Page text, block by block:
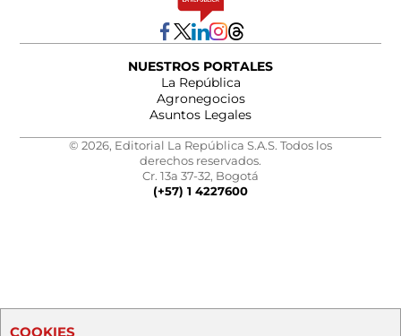
NUESTROS PORTALES
La República
Agronegocios
Asuntos Legales
© 2026, Editorial La República S.A.S. Todos los
derechos reservados.
Cr. 13a 37-32, Bogotá
(+57) 1 4227600
COOKIES